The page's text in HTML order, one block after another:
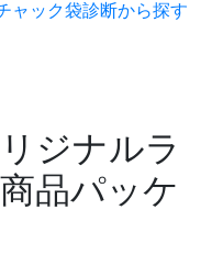
ジナルラ
品パッケ